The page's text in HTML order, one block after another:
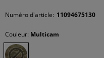
Numéro d'article: 11094675130
Couleur: Multicam